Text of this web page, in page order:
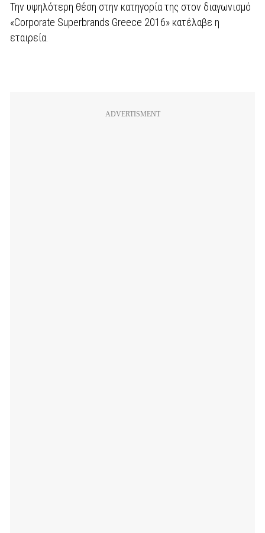
Την υψηλότερη θέση στην κατηγορία της στον διαγωνισμό
«Corporate Superbrands Greece 2016» κατέλαβε η
εταιρεία.